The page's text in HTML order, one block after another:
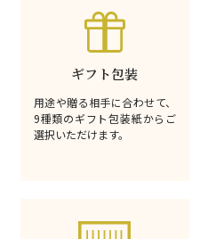
ギフト包装
用途や贈る相手に合わせて、
9種類のギフト包装紙からご
選択いただけます。